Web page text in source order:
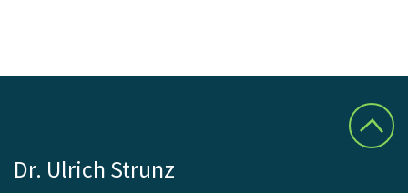
Dr. Ulrich Strunz